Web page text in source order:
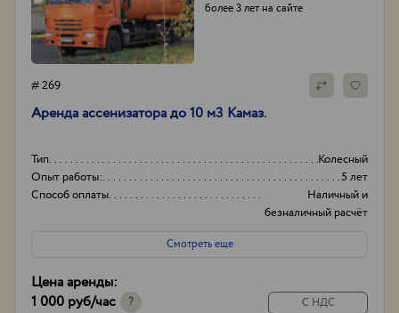
более 3 лет на сайте
# 269
Аренда ассенизатора до 10 м3 Камаз.
Тип
Колесный
Опыт работы:
5 лет
Способ оплаты
Наличный и
безналичный расчёт
Порядок оплаты
Предоплата
Смотреть еще
Цена аренды:
1 000 руб/час ? С НДС